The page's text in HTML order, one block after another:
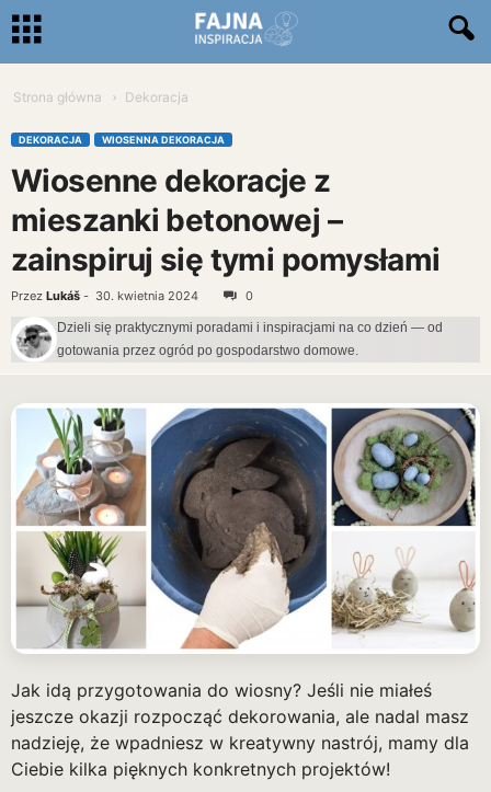
Strona główna Dekoracja
DEKORACJA WIOSENNA DEKORACJA
Wiosenne dekoracje z
mieszanki betonowej –
zainspiruj się tymi pomysłami
Przez Lukáš - 30. kwietnia 2024 0
Dzieli się praktycznymi poradami i inspiracjami na co dzień — od
gotowania przez ogród po gospodarstwo domowe.
Jak idą przygotowania do wiosny? Jeśli nie miałeś
jeszcze okazji rozpocząć dekorowania, ale nadal masz
nadzieję, że wpadniesz w kreatywny nastrój, mamy dla
Ciebie kilka pięknych konkretnych projektów!